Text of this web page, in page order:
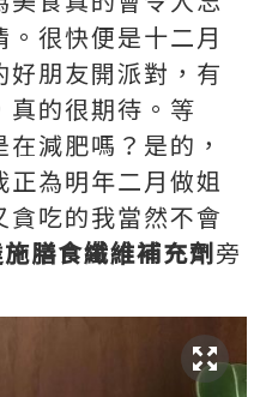
很快便是十二月
好朋友開派對，有
真的很期待。等
減肥嗎？是的，
為明年二月做姐
吃的我當然不會
膳食纖維補充劑旁